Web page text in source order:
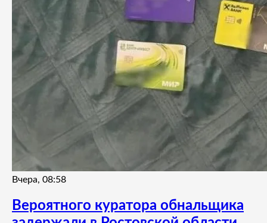
Вчера, 08:58
Вероятного куратора обнальщика